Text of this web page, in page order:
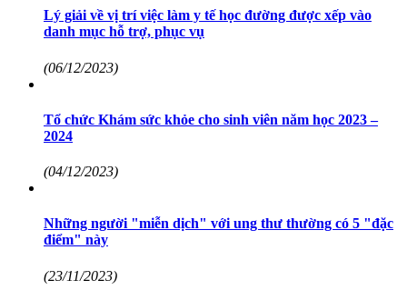
Lý giải về vị trí việc làm y tế học đường được xếp vào
danh mục hỗ trợ, phục vụ
(06/12/2023)
Tổ chức Khám sức khỏe cho sinh viên năm học 2023 –
2024
(04/12/2023)
Những người "miễn dịch" với ung thư thường có 5 "đặc
điểm" này
(23/11/2023)